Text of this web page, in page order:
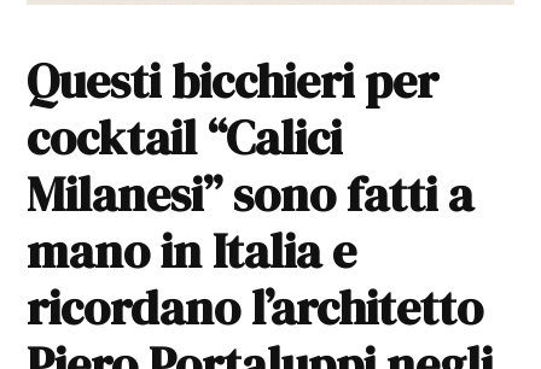
Questi bicchieri per
cocktail “Calici
Milanesi” sono fatti a
mano in Italia e
ricordano l’architetto